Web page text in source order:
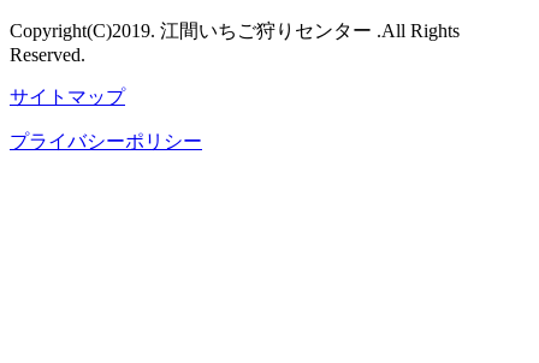
Copyright(C)2019. 江間いちご狩りセンター .All Rights
Reserved.
サイトマップ
プライバシーポリシー